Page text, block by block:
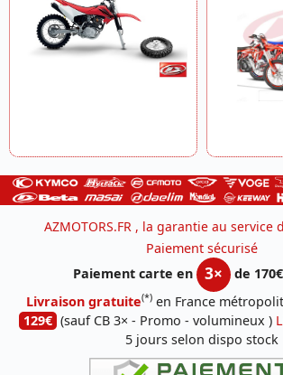
AZMOTORS.FR , la garantie au service
Paiement sécurisé
Paiement carte en
3×
de
Livraison gratuite(*) en France
129€ (sauf CB 3× - Promo - volumineux )
5 jours selon dispo stock